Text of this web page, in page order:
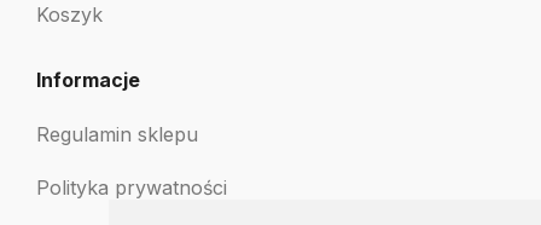
Koszyk
Informacje
Regulamin sklepu
Polityka prywatności